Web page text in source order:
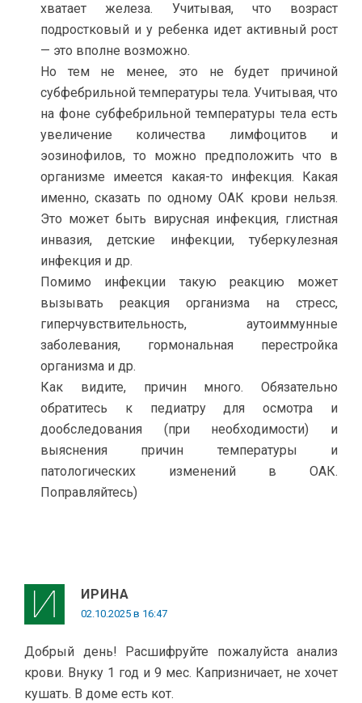
хватает железа. Учитывая, что возраст
подростковый и у ребенка идет активный рост
— это вполне возможно.
Но тем не менее, это не будет причиной
субфебрильной температуры тела. Учитывая, что
на фоне субфебрильной температуры тела есть
увеличение количества лимфоцитов и
эозинофилов, то можно предположить что в
организме имеется какая-то инфекция. Какая
именно, сказать по одному ОАК крови нельзя.
Это может быть вирусная инфекция, глистная
инвазия, детские инфекции, туберкулезная
инфекция и др.
Помимо инфекции такую реакцию может
вызывать реакция организма на стресс,
гиперчувствительность, аутоиммунные
заболевания, гормональная перестройка
организма и др.
Как видите, причин много. Обязательно
обратитесь к педиатру для осмотра и
дообследования (при необходимости) и
выяснения причин температуры и
патологических изменений в ОАК.
Поправляйтесь)
ИРИНА
02.10.2025 в 16:47
Добрый день! Расшифруйте пожалуйста анализ
крови. Внуку 1 год и 9 мес. Капризничает, не хочет
кушать. В доме есть кот.